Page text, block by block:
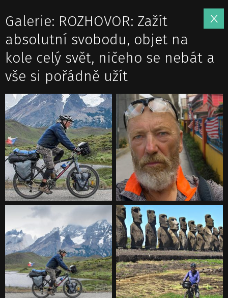
Galerie: ROZHOVOR: Zažít
absolutní svobodu, objet na
kole celý svět, ničeho se nebát a
vše si pořádně užít